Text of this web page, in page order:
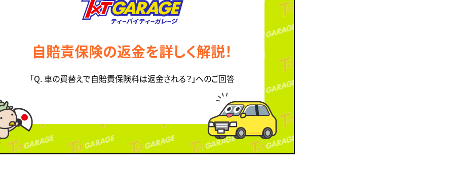
自賠責保険の返金を詳しく解説！
「Q. 車の買替えで自賠責保険料は返金される？」へのご回答